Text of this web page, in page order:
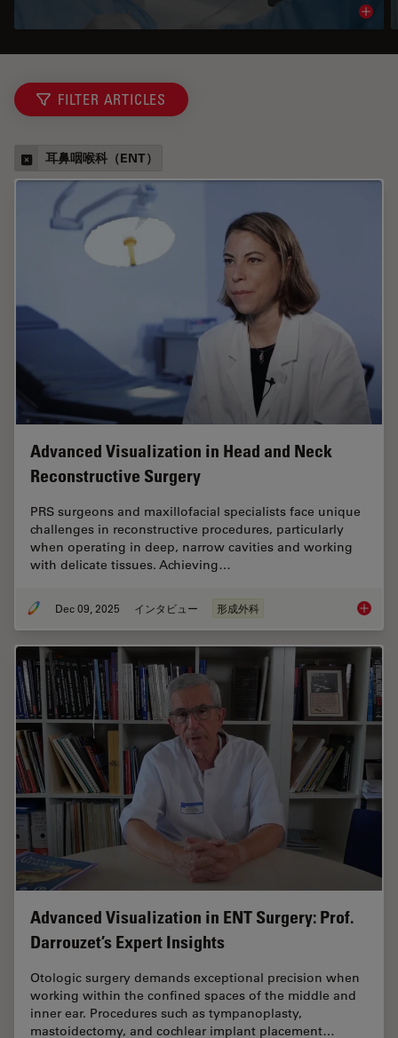
FILTER ARTICLES
耳鼻咽喉科（ENT）
Advanced Visualization in Head and Neck
Reconstructive Surgery
PRS surgeons and maxillofacial specialists face unique
challenges in reconstructive procedures, particularly
when operating in deep, narrow cavities and working
with delicate tissues. Achieving…
Dec 09, 2025 インタビュー 形成外科
Advanced Visualization in ENT Surgery: Prof.
Darrouzet’s Expert Insights
Otologic surgery demands exceptional precision when
working within the confined spaces of the middle and
inner ear. Procedures such as tympanoplasty,
mastoidectomy, and cochlear implant placement…